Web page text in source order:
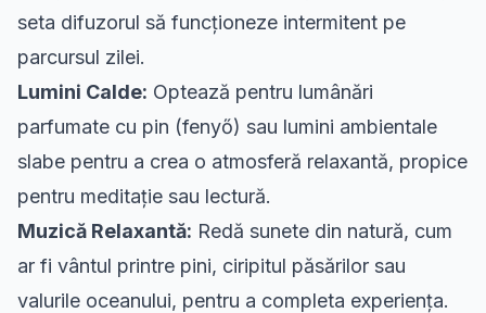
seta difuzorul să funcționeze intermitent pe
parcursul zilei.
Lumini Calde: Optează pentru lumânări
parfumate cu pin (fenyő) sau lumini ambientale
slabe pentru a crea o atmosferă relaxantă, propice
pentru meditație sau lectură.
Muzică Relaxantă: Redă sunete din natură, cum
ar fi vântul printre pini, ciripitul păsărilor sau
valurile oceanului, pentru a completa experiența.